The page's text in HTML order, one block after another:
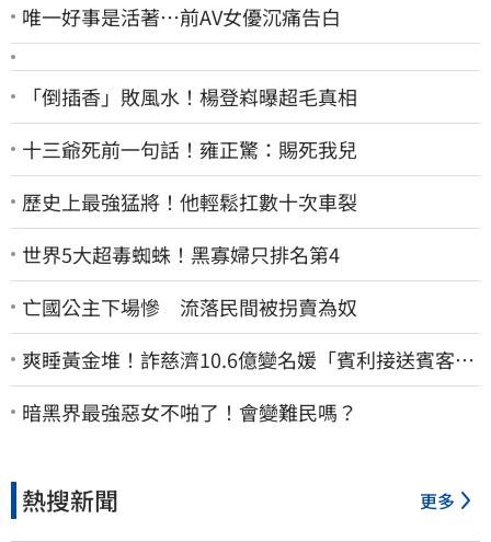
唯一好事是活著…前AV女優沉痛告白
「倒插香」敗風水！楊登嵙曝超毛真相
十三爺死前一句話！雍正驚：賜死我兒
歷史上最強猛將！他輕鬆扛數十次車裂
世界5大超毒蜘蛛！黑寡婦只排名第4
亡國公主下場慘 流落民間被拐賣為奴
爽睡黃金堆！詐慈濟10.6億變名媛「賓利接送賓客」
女律師超奢華生活曝光
暗黑界最強惡女不啪了！會變難民嗎？
熱搜新聞 更多